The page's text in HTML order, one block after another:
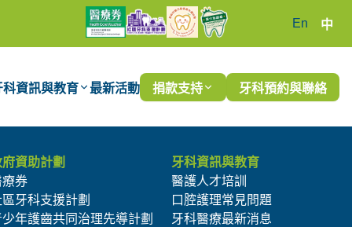
En 中
科資訊與教育 最新活動 捐款支持 牙科預約與聯絡
資助計劃
療券
牙科支援計劃
少年護齒共同治理先導計劃
牙科資訊與教育
醫護人才培訓
口腔護理常見問題
牙科醫療最新消息